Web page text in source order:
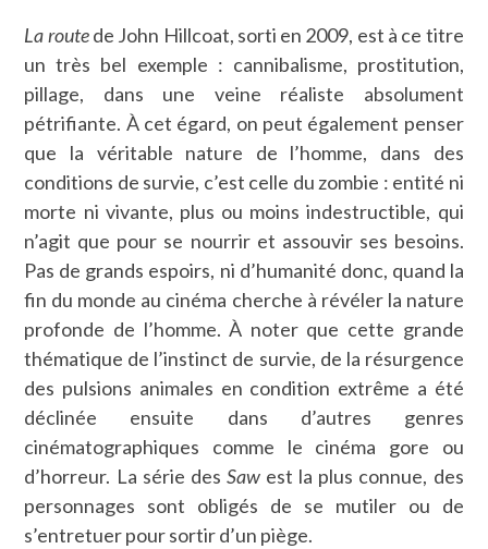
La routede John Hillcoat, sorti en 2009, est à ce titre
un très bel exemple : cannibalisme, prostitution,
pillage, dans une veine réaliste absolument
pétrifiante. À cet égard, on peut également penser
que la véritable nature de l’homme, dans des
conditions de survie, c’est celle du zombie : entité ni
morte ni vivante, plus ou moins indestructible, qui
n’agit que pour se nourrir et assouvir ses besoins.
Pas de grands espoirs, ni d’humanité donc, quand la
fin du monde au cinéma cherche à révéler la nature
profonde de l’homme. À noter que cette grande
thématique de l’instinct de survie, de la résurgence
des pulsions animales en condition extrême a été
déclinée ensuite dans d’autres genres
cinématographiques comme le cinéma gore ou
d’horreur. La série des Saw est la plus connue, des
personnages sont obligés de se mutiler ou de
s’entretuer pour sortir d’un piège.